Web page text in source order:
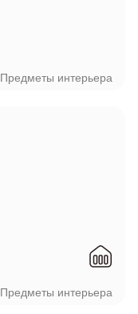
Предметы интерьера
Предметы интерьера